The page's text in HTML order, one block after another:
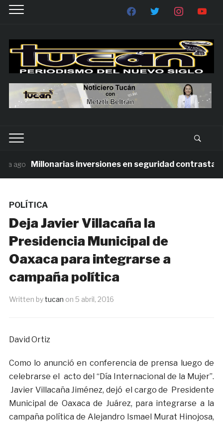
Millonarias inversiones en seguridad contrastan
POLÍTICA
Deja Javier Villacaña la
Presidencia Municipal de
Oaxaca para integrarse a
campaña política
Written bytucan on 5 abril, 2016
David Ortiz
Como lo anunció en conferencia de prensa luego de
celebrarse el acto del “Día Internacional de la Mujer”.
Javier Villacaña Jiménez, dejó el cargo de Presidente
Municipal de Oaxaca de Juárez, para integrarse a la
campaña política de Alejandro Ismael Murat Hinojosa,